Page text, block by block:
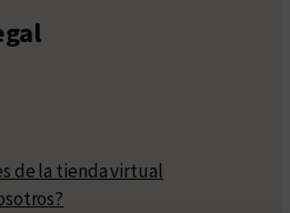
de la tienda virtual